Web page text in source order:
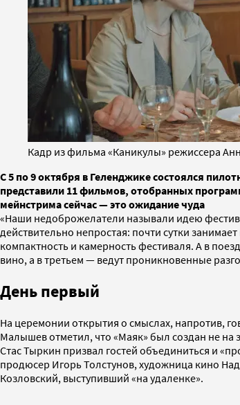
Кадр из фильма «Каникулы» режиссера
С 5 по 9 октября в Геленджике состоялся
представили 11 фильмов, отобранных
мейнстрима сейчас — это ожидание чуда
«Наши недоброжелатели называли идею
действительно непростая: почти сутки
компактность и камерность фестиваля. А в
вино, а в третьем — ведут проникновенные
День первый
На церемонии открытия о смыслах, напротив,
Малышев отметил, что «Маяк» был создан не на
Стас Тыркин призвал гостей объединиться и
продюсер Игорь Толстунов, художница кино
Козловский, выступивший «на удаленке».